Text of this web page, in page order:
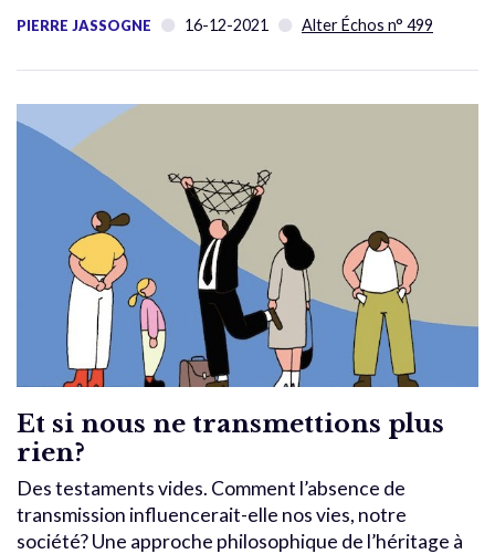
PIERRE JASSOGNE 16-12-2021 Alter Échos n° 499
Et si nous ne transmettions plus
rien?
Des testaments vides. Comment l’absence de
transmission influencerait-elle nos vies, notre
société? Une approche philosophique de l’héritage à